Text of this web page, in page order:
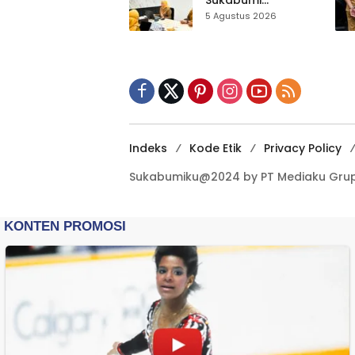
Matangkan Inovasi
5 Agustus 2026
Indeks Kode Etik Privacy Policy
Sukabumiku@2024 by PT Mediaku